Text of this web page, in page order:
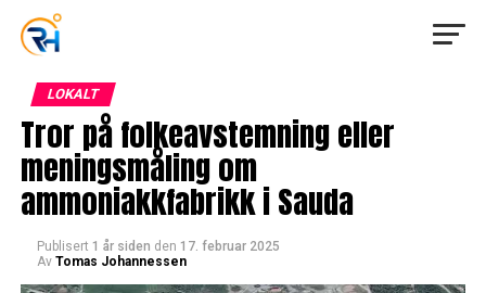
LOKALT
Tror på folkeavstemning eller
meningsmåling om
ammoniakkfabrikk i Sauda
Publisert 1 år siden den 17. februar 2025
Av Tomas Johannessen